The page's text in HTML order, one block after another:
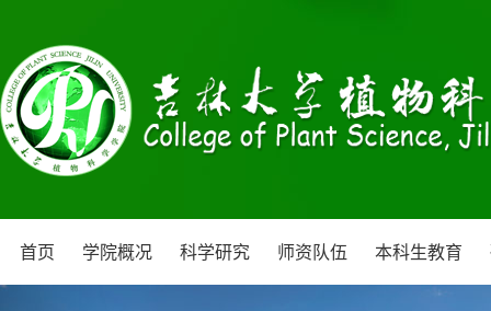
首页 学院概况 科学研究 师资队伍 本科生教育